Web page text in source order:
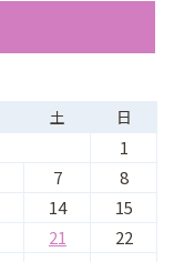
土 日
1
7
8
14
15
21
22